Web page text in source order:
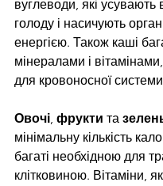
вуглеводи, які усувають
голоду і насичують
енергією. Також каші
мінералами і вітамінами,
для кровоносної
Овочі, фрукти та
мінімальну кількість
багаті необхідною для
клітковиною. Вітаміни,